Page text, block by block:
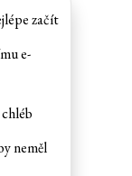
začít
e-
neměl